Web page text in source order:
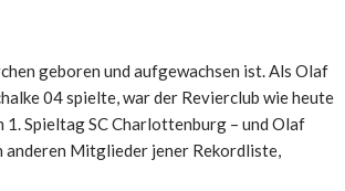
geboren und aufgewachsen ist. Als Olaf
04 spielte, war der Revierclub wie heute
Spieltag SC Charlottenburg – und Olaf
anderen Mitglieder jener Rekordliste,